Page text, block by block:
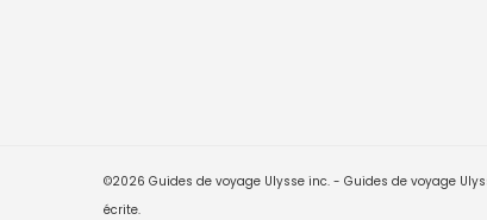
©2026 Guides de voyage Ulysse inc. - Guides de voyage
écrite.